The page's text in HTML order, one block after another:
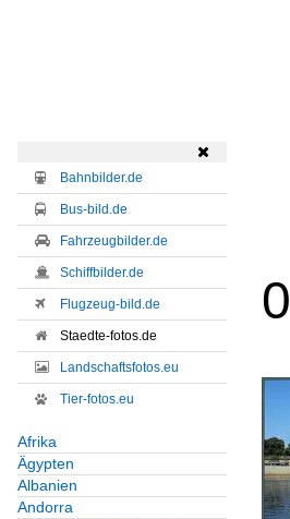

Bahnbilder.de
Bus-bild.de
Fahrzeugbilder.de
Schiffbilder.de
Flugzeug-bild.de
Staedte-fotos.de
Landschaftsfotos.eu
Tier-fotos.eu
Afrika
Ägypten
Albanien
Andorra
0